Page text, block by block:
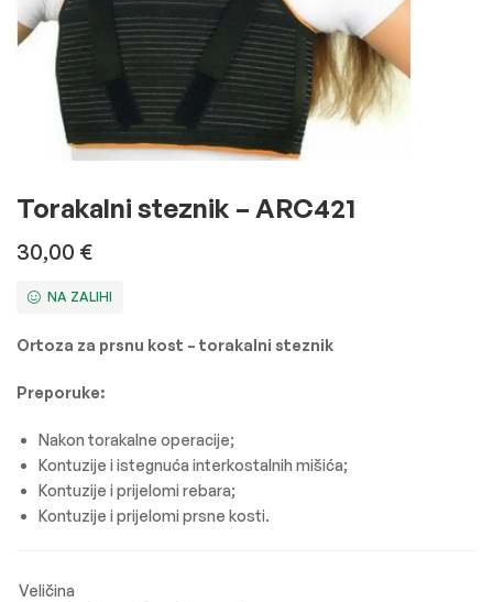
Torakalni steznik – ARC421
30,00 €
NA ZALIHI
Ortoza za prsnu kost – torakalni steznik
Preporuke:
Nakon torakalne operacije;
Kontuzije i istegnuća interkostalnih mišića;
Kontuzije i prijelomi rebara;
Kontuzije i prijelomi prsne kosti.